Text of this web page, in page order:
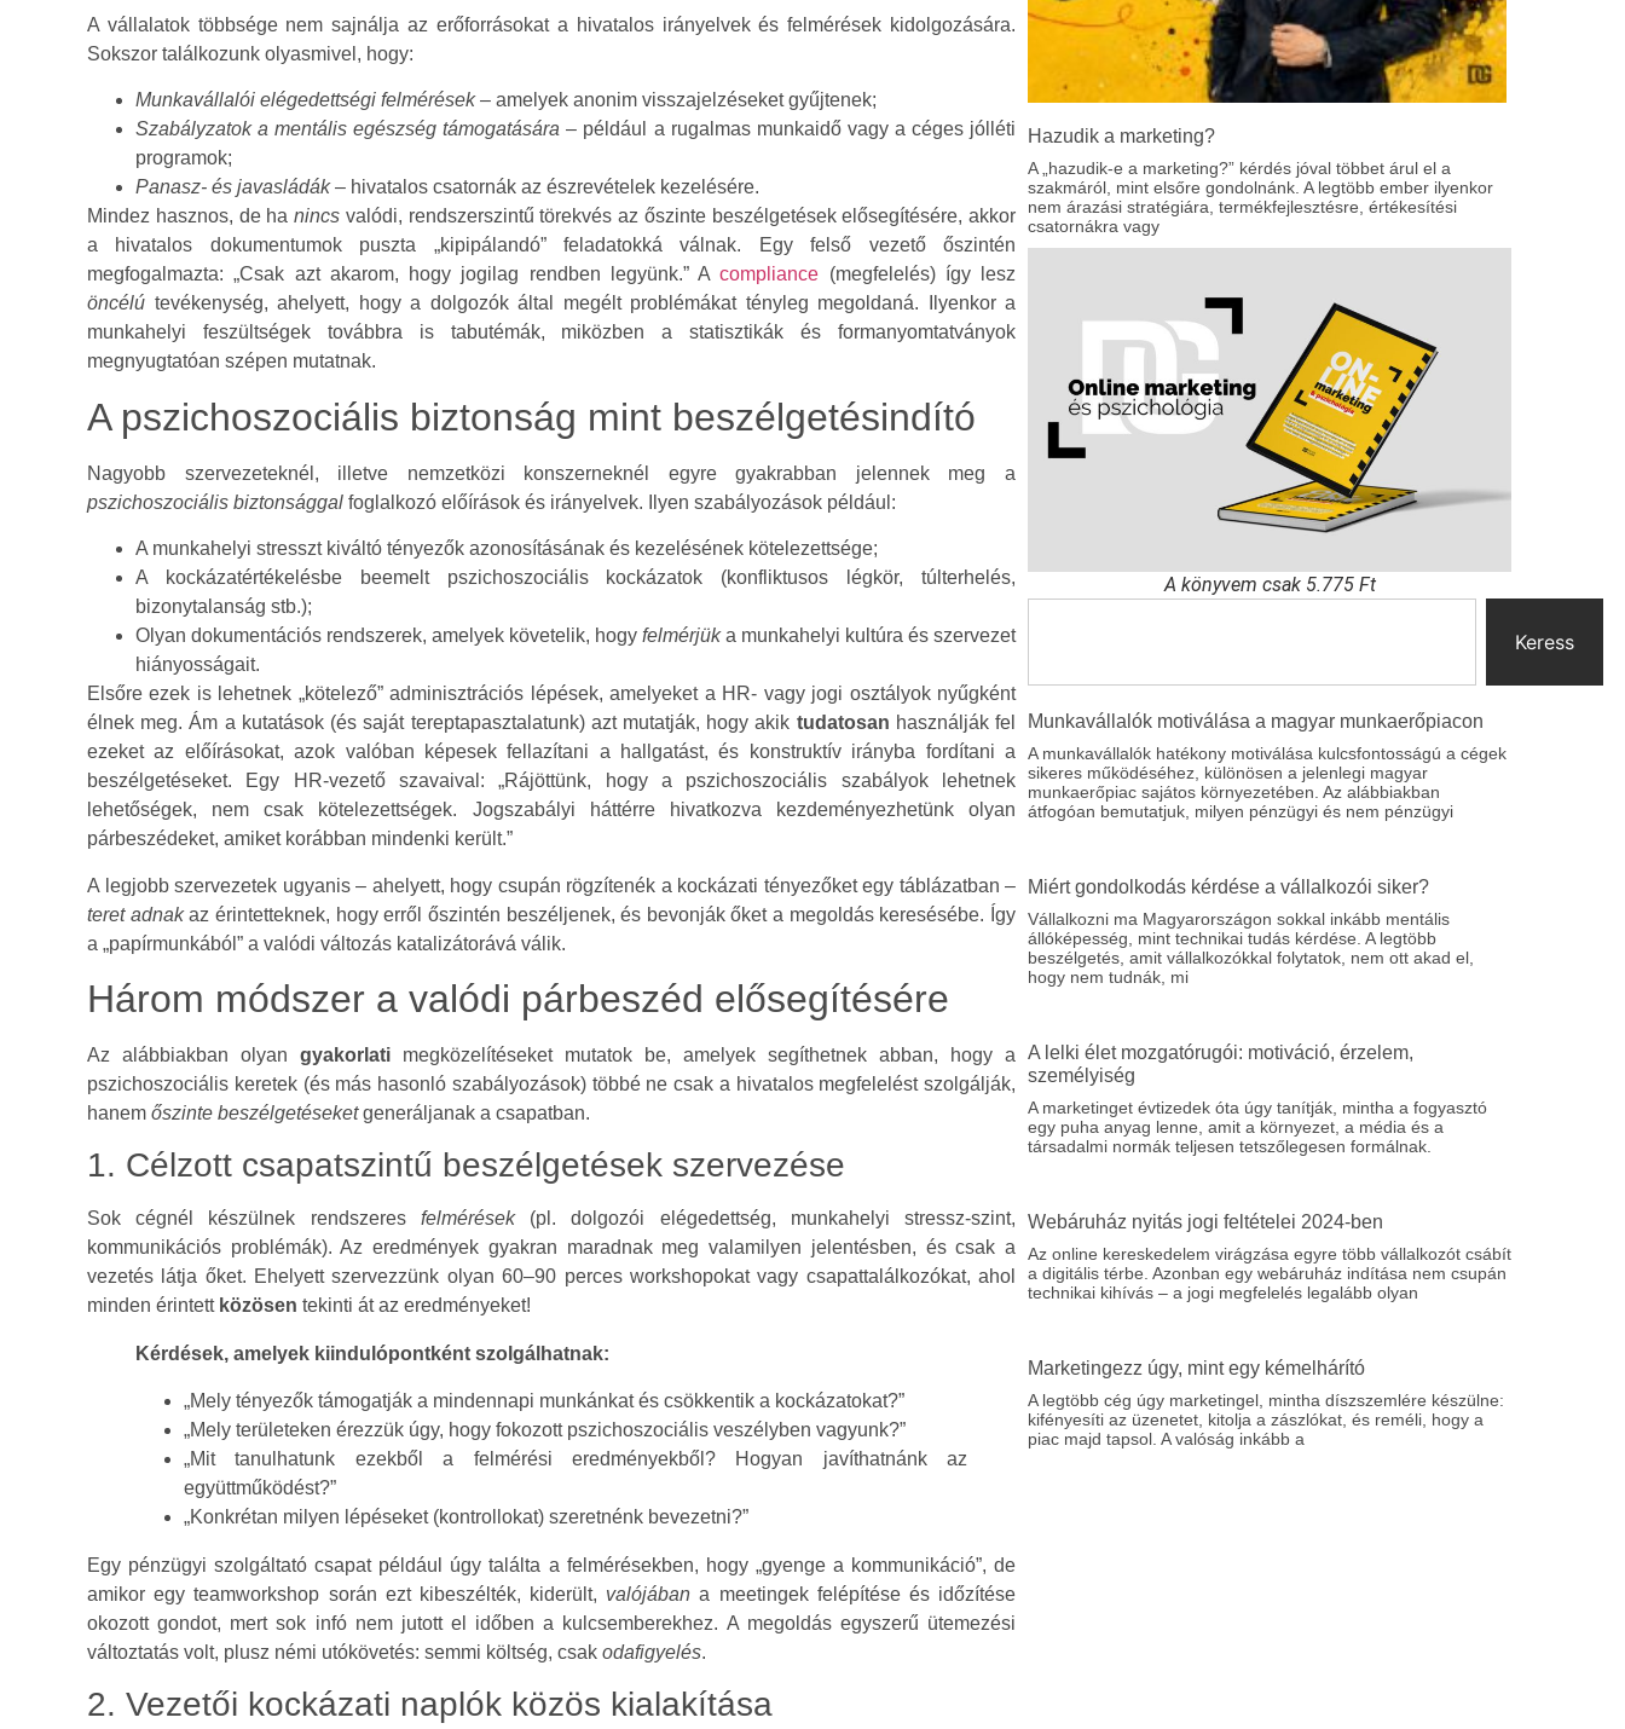
A vállalatok többsége nem sajnálja az erőforrásokat a hivatalos irányelvek és felmérések kidolgozására.
Sokszor találkozunk olyasmivel, hogy:
Munkavállalói elégedettségi felmérések– amelyek anonim visszajelzéseket gyűjtenek;
Szabályzatok a mentális egészség támogatására – például a rugalmas munkaidő vagy a céges jólléti
programok;
Panasz- és javasládák– hivatalos csatornák az észrevételek kezelésére.
Mindez hasznos, de ha nincs valódi, rendszerszintű törekvés az őszinte beszélgetések elősegítésére, akkor
a hivatalos dokumentumok puszta „kipipálandó” feladatokká válnak. Egy felső vezető őszintén
megfogalmazta: „Csak azt akarom, hogy jogilag rendben legyünk.” Acompliance (megfelelés) így lesz
öncélú tevékenység, ahelyett, hogy a dolgozók által megélt problémákat tényleg megoldaná. Ilyenkor a
munkahelyi feszültségek továbbra is tabutémák, miközben a statisztikák és formanyomtatványok
megnyugtatóan szépen mutatnak.
A pszichoszociális biztonság mint beszélgetésindító
Nagyobb szervezeteknél, illetve nemzetközi konszerneknél egyre gyakrabban jelennek meg a
pszichoszociális biztonsággal foglalkozó előírások és irányelvek. Ilyen szabályozások például:
A munkahelyi stresszt kiváltó tényezők azonosításának és kezelésének kötelezettsége;
A kockázatértékelésbe beemelt pszichoszociális kockázatok (konfliktusos légkör, túlterhelés,
bizonytalanság stb.);
Olyan dokumentációs rendszerek, amelyek követelik, hogy felmérjüka munkahelyi kultúra és szervezet
hiányosságait.
Elsőre ezek is lehetnek „kötelező” adminisztrációs lépések, amelyeket a HR- vagy jogi osztályok nyűgként
élnek meg. Ám a kutatások (és saját tereptapasztalatunk) azt mutatják, hogy akik tudatosan használják fel
ezeket az előírásokat, azok valóban képesek fellazítani a hallgatást, és konstruktív irányba fordítani a
beszélgetéseket. Egy HR-vezető szavaival: „Rájöttünk, hogy a pszichoszociális szabályok lehetnek
lehetőségek, nem csak kötelezettségek. Jogszabályi háttérre hivatkozva kezdeményezhetünk olyan
párbeszédeket, amiket korábban mindenki került.”
A legjobb szervezetek ugyanis – ahelyett, hogy csupán rögzítenék a kockázati tényezőket egy táblázatban –
teret adnakaz érintetteknek, hogy erről őszintén beszéljenek, és bevonják őket a megoldás keresésébe. Így
a „papírmunkából” a valódi változás katalizátorává válik.
Három módszer a valódi párbeszéd elősegítésére
Az alábbiakban olyan gyakorlati megközelítéseket mutatok be, amelyek segíthetnek abban, hogy a
pszichoszociális keretek (és más hasonló szabályozások) többé ne csak a hivatalos megfelelést szolgálják,
hanem őszinte beszélgetéseketgeneráljanak a csapatban.
1. Célzott csapatszintű beszélgetések szervezése
Sok cégnél készülnek rendszeres felmérések(pl. dolgozói elégedettség, munkahelyi stressz-szint,
kommunikációs problémák). Az eredmények gyakran maradnak meg valamilyen jelentésben, és csak a
vezetés látja őket. Ehelyett szervezzünk olyan 60–90 perces workshopokat vagy csapattalálkozókat, ahol
minden érintett közösen tekinti át az eredményeket!
Kérdések, amelyek kiindulópontként szolgálhatnak:
„Mely tényezők támogatják a mindennapi munkánkat és csökkentik a kockázatokat?”
„Mely területeken érezzük úgy, hogy fokozott pszichoszociális veszélyben vagyunk?”
„Mit tanulhatunk ezekből a felmérési eredményekből? Hogyan javíthatnánk az
együttműködést?”
„Konkrétan milyen lépéseket (kontrollokat) szeretnénk bevezetni?”
Egy pénzügyi szolgáltató csapat például úgy találta a felmérésekben, hogy „gyenge a kommunikáció”, de
amikor egy teamworkshop során ezt kibeszélték, kiderült, valójában a meetingek felépítése és időzítése
okozott gondot, mert sok infó nem jutott el időben a kulcsemberekhez. A megoldás egyszerű ütemezési
változtatás volt, plusz némi utókövetés: semmi költség, csak odafigyelés.
2. Vezetői kockázati naplók közös kialakítása
Hazudik a marketing?
A „hazudik-e a marketing?” kérdés jóval többet árul el a
szakmáról, mint elsőre gondolnánk. A legtöbb ember ilyenkor
nem árazási stratégiára, termékfejlesztésre, értékesítési
csatornákra vagy
A könyvem csak 5.775 Ft
Keress
Munkavállalók motiválása a magyar munkaerőpiacon
A munkavállalók hatékony motiválása kulcsfontosságú a cégek
sikeres működéséhez, különösen a jelenlegi magyar
munkaerőpiac sajátos környezetében. Az alábbiakban
átfogóan bemutatjuk, milyen pénzügyi és nem pénzügyi
Miért gondolkodás kérdése a vállalkozói siker?
Vállalkozni ma Magyarországon sokkal inkább mentális
állóképesség, mint technikai tudás kérdése. A legtöbb
beszélgetés, amit vállalkozókkal folytatok, nem ott akad el,
hogy nem tudnák, mi
A lelki élet mozgatórugói: motiváció, érzelem,
személyiség
A marketinget évtizedek óta úgy tanítják, mintha a fogyasztó
egy puha anyag lenne, amit a környezet, a média és a
társadalmi normák teljesen tetszőlegesen formálnak.
Webáruház nyitás jogi feltételei 2024-ben
Az online kereskedelem virágzása egyre több vállalkozót csábít
a digitális térbe. Azonban egy webáruház indítása nem csupán
technikai kihívás – a jogi megfelelés legalább olyan
Marketingezz úgy, mint egy kémelhárító
A legtöbb cég úgy marketingel, mintha díszszemlére készülne:
kifényesíti az üzenetet, kitolja a zászlókat, és reméli, hogy a
piac majd tapsol. A valóság inkább a